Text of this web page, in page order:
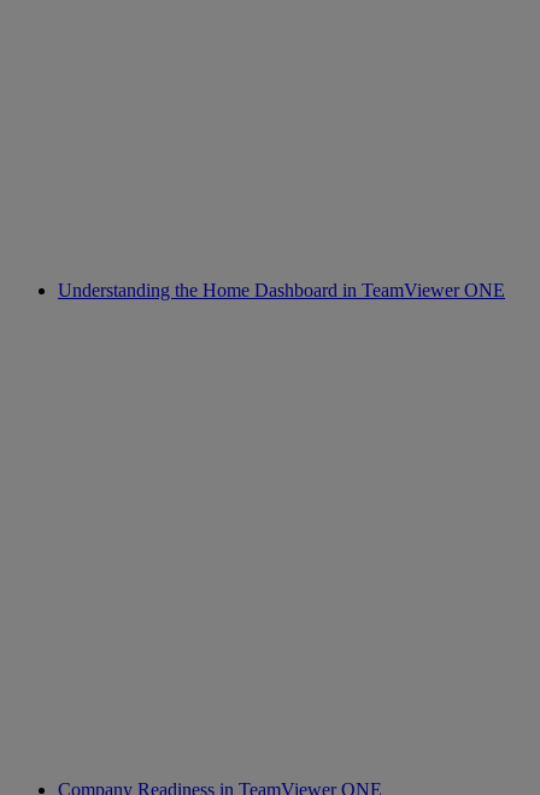
Understanding the Home Dashboard in TeamViewer ONE
Company Readiness in TeamViewer ONE